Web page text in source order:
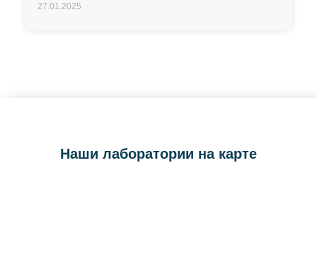
27.01.2025
Наши лаборатории на карте